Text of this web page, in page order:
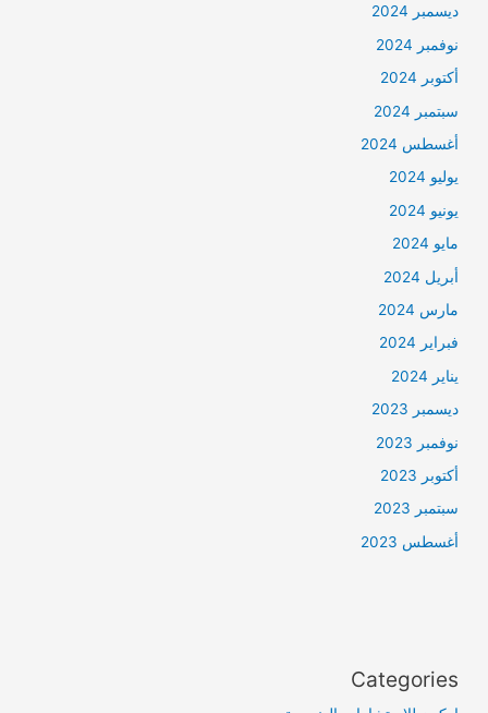
ديسمبر 2024
نوفمبر 2024
أكتوبر 2024
سبتمبر 2024
أغسطس 2024
يوليو 2024
يونيو 2024
مايو 2024
أبريل 2024
مارس 2024
فبراير 2024
يناير 2024
ديسمبر 2023
نوفمبر 2023
أكتوبر 2023
سبتمبر 2023
أغسطس 2023
Categories